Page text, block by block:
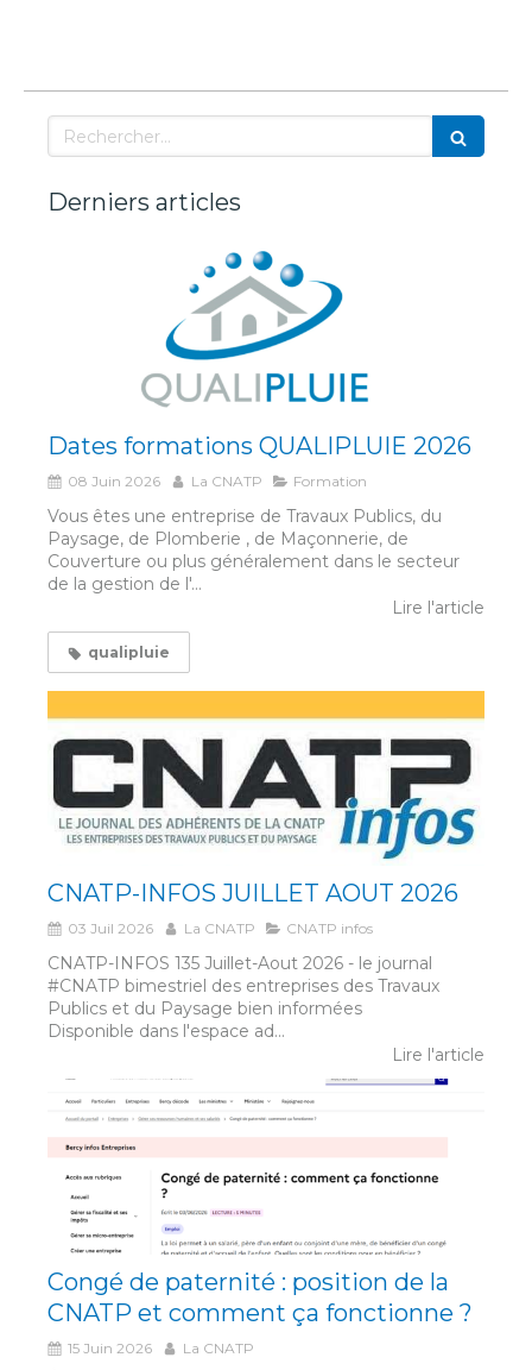
Rechercher
Derniers articles
Dates formations QUALIPLUIE 2026
08 Juin 2026 La CNATP Formation
Vous êtes une entreprise de Travaux Publics, du
Paysage, de Plomberie , de Maçonnerie, de
Couverture ou plus généralement dans le secteur
de la gestion de l'...
Lire l'article
qualipluie
CNATP-INFOS JUILLET AOUT 2026
03 Juil 2026 La CNATP CNATP infos
CNATP-INFOS 135 Juillet-Aout 2026 - le journal
#CNATP bimestriel des entreprises des Travaux
Publics et du Paysage bien informées
Disponible dans l'espace ad...
Lire l'article
Congé de paternité : position de la
CNATP et comment ça fonctionne ?
15 Juin 2026 La CNATP